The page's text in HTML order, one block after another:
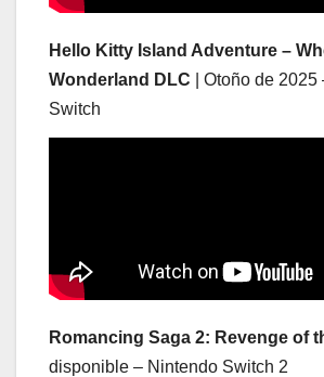
Hello Kitty Island Adventure –
Wonderland DLC | Otoño de
Switch
Romancing Saga 2: Revenge of
disponible – Nintendo Switch 2